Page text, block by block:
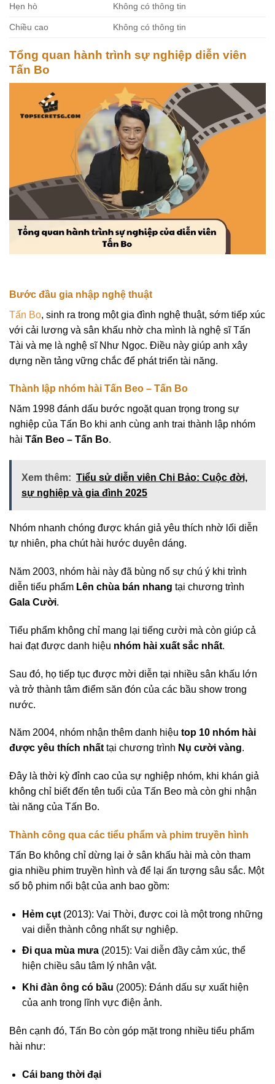
Hẹn hò Không có thông tin
Chiều cao Không có thông tin
Tổng quan hành trình sự nghiệp diễn viên
Tấn Bo
Bước đầu gia nhập nghệ thuật
Tấn Bo, sinh ra trong một gia đình nghệ thuật, sớm tiếp xúc
với cải lương và sân khấu nhờ cha mình là nghệ sĩ Tấn
Tài và mẹ là nghệ sĩ Như Ngọc. Điều này giúp anh xây
dựng nền tảng vững chắc để phát triển tài năng.
Thành lập nhóm hài Tấn Beo – Tấn Bo
Năm 1998 đánh dấu bước ngoặt quan trọng trong sự
nghiệp của Tấn Bo khi anh cùng anh trai thành lập nhóm
hài Tấn Beo – Tấn Bo.
Xem thêm: Tiểu sử diễn viên Chi Bảo: Cuộc đời,
sự nghiệp và gia đình 2025
Nhóm nhanh chóng được khán giả yêu thích nhờ lối diễn
tự nhiên, pha chút hài hước duyên dáng.
Năm 2003, nhóm hài này đã bùng nổ sự chú ý khi trình
diễn tiểu phẩm Lên chùa bán nhang tại chương trình
Gala Cười.
Tiểu phẩm không chỉ mang lại tiếng cười mà còn giúp cả
hai đạt được danh hiệu nhóm hài xuất sắc nhất.
Sau đó, họ tiếp tục được mời diễn tại nhiều sân khấu lớn
và trở thành tâm điểm săn đón của các bầu show trong
nước.
Năm 2004, nhóm nhận thêm danh hiệu top 10 nhóm hài
được yêu thích nhấttại chương trình Nụ cười vàng.
Đây là thời kỳ đỉnh cao của sự nghiệp nhóm, khi khán giả
không chỉ biết đến tên tuổi của Tấn Beo mà còn ghi nhận
tài năng của Tấn Bo.
Thành công qua các tiểu phẩm và phim truyền hình
Tấn Bo không chỉ dừng lại ở sân khấu hài mà còn tham
gia nhiều phim truyền hình và để lại ấn tượng sâu sắc. Một
số bộ phim nổi bật của anh bao gồm:
Hẻm cụt(2013): Vai Thời, được coi là một trong những
vai diễn thành công nhất sự nghiệp.
Đi qua mùa mưa(2015): Vai diễn đầy cảm xúc, thể
hiện chiều sâu tâm lý nhân vật.
Khi đàn ông có bầu (2005): Đánh dấu sự xuất hiện
của anh trong lĩnh vực điện ảnh.
Bên cạnh đó, Tấn Bo còn góp mặt trong nhiều tiểu phẩm
hài như:
Cái bang thời đại